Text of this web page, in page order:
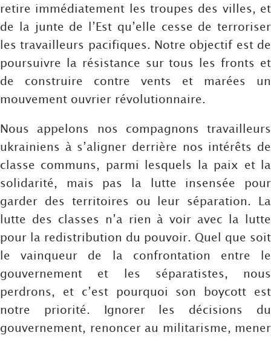
retire immédiatement les troupes des villes, et
de la junte de l’Est qu’elle cesse de terroriser
les travailleurs pacifiques. Notre objectif est de
poursuivre la résistance sur tous les fronts et
de construire contre vents et marées un
mouvement ouvrier révolutionnaire.
Nous appelons nos compagnons travailleurs
ukrainiens à s’aligner derrière nos intérêts de
classe communs, parmi lesquels la paix et la
solidarité, mais pas la lutte insensée pour
garder des territoires ou leur séparation. La
lutte des classes n’a rien à voir avec la lutte
pour la redistribution du pouvoir. Quel que soit
le vainqueur de la confrontation entre le
gouvernement et les séparatistes, nous
perdrons, et c’est pourquoi son boycott est
notre priorité. Ignorer les décisions du
gouvernement, renoncer au militarisme, mener